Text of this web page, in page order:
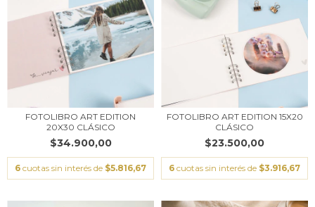
FOTOLIBRO ART EDITION
20X30 CLÁSICO
$34.900,00
6 cuotas sin interés de $5.816,67
FOTOLIBRO ART EDITION 15X20
CLÁSICO
$23.500,00
6 cuotas sin interés de $3.916,67